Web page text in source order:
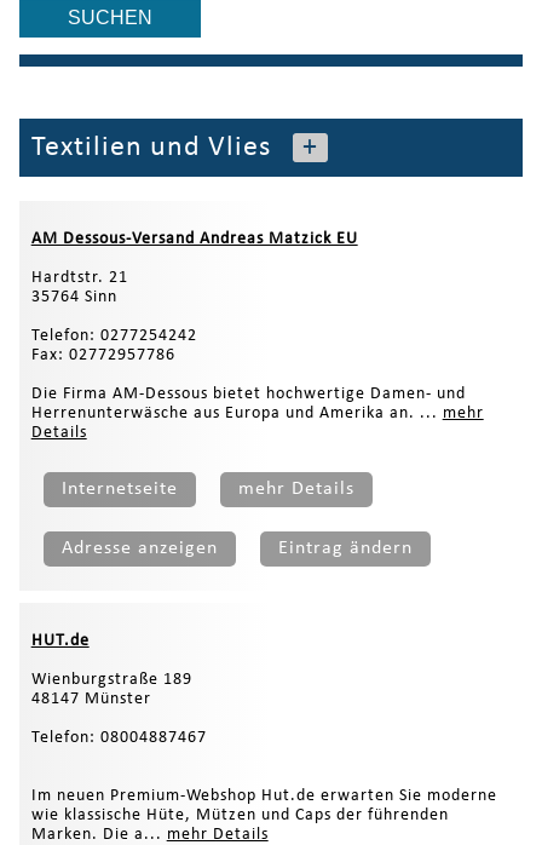
Textilien und Vlies +
AM Dessous-Versand Andreas Matzick EU
Hardtstr. 21
35764 Sinn
Telefon: 0277254242
Fax: 02772957786
Die Firma AM-Dessous bietet hochwertige Damen- und
Herrenunterwäsche aus Europa und Amerika an. ... mehr
Details
Internetseite mehr Details
Adresse anzeigen Eintrag ändern
HUT.de
Wienburgstraße 189
48147 Münster
Telefon: 08004887467
Im neuen Premium-Webshop Hut.de erwarten Sie moderne
wie klassische Hüte, Mützen und Caps der führenden
Marken. Die a... mehr Details